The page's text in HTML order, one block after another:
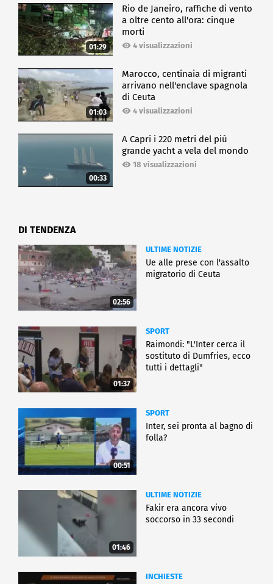
01:29
Rio de Janeiro, raffiche di vento
a oltre cento all'ora: cinque
morti
4 visualizzazioni
01:03
Marocco, centinaia di migranti
arrivano nell'enclave spagnola
di Ceuta
4 visualizzazioni
00:33
A Capri i 220 metri del più
grande yacht a vela del mondo
18 visualizzazioni
DI TENDENZA
02:56
ULTIME NOTIZIE
Ue alle prese con l'assalto
migratorio di Ceuta
01:37
SPORT
Raimondi: "L'Inter cerca il
sostituto di Dumfries, ecco
tutti i dettagli"
00:51
SPORT
Inter, sei pronta al bagno di
folla?
01:46
ULTIME NOTIZIE
Fakir era ancora vivo
soccorso in 33 secondi
INCHIESTE